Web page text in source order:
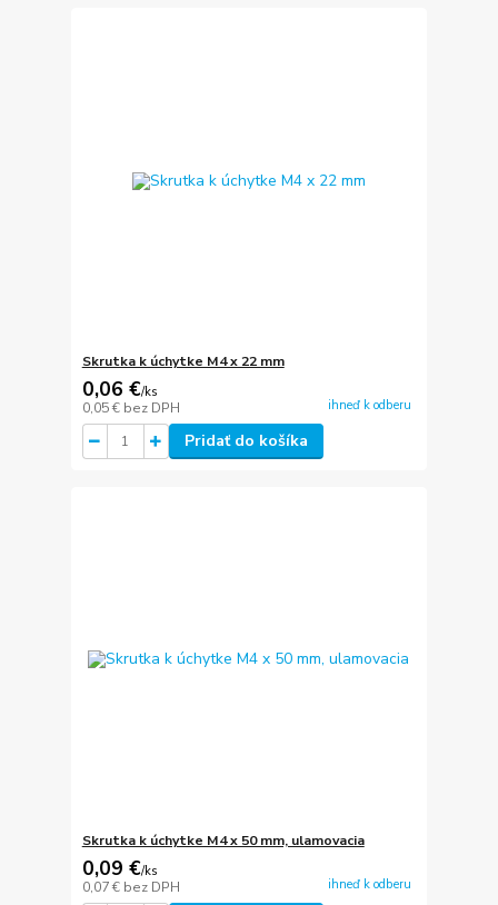
Skrutka k úchytke M4 x 22 mm
0,06 €/ks
0,05 € bez DPH ihneď k odberu
Pridať do košíka
Skrutka k úchytke M4 x 50 mm, ulamovacia
0,09 €/ks
0,07 € bez DPH ihneď k odberu